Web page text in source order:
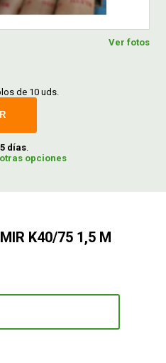
Ver fotos
de 10 uds.
días.
opciones
K40/75 1,5 M